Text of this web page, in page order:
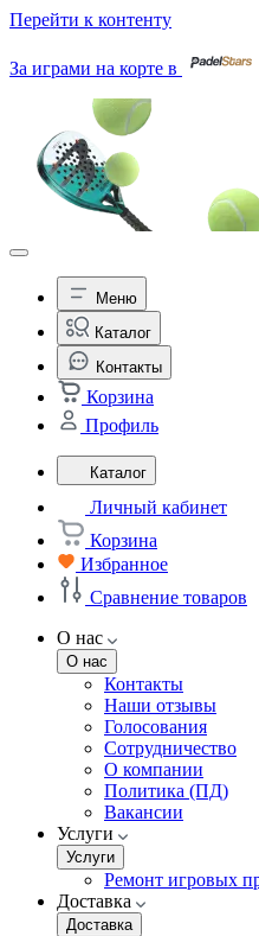
Перейти к контенту
За играми на корте в
Меню
Каталог
Контакты
Корзина
Профиль
Каталог
Личный кабинет
Корзина
Избранное
Сравнение товаров
О нас
О нас
Контакты
Наши отзывы
Голосования
Сотрудничество
О компании
Политика (ПД)
Вакансии
Услуги
Услуги
Ремонт игровых
Доставка
Доставка